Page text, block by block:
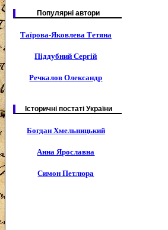
Популярні автори
Таїрова-Яковлева Тетяна
Піддубний Сергій
Речкалов Олександр
Історичні постаті України
Богдан Хмельницький
Анна Ярославна
Симон Петлюра